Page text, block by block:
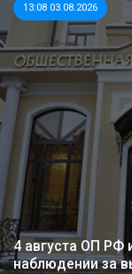
13:08 03.08.2026
4 августа ОП РФ
наблюдении за